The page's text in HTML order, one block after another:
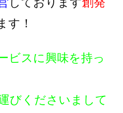
す！
ビスに興味を持っ
びくださいまして